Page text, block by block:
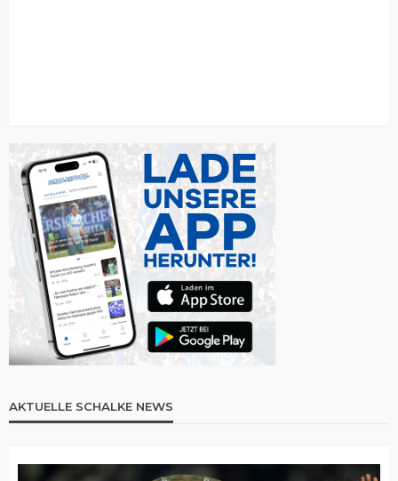
AKTUELLE SCHALKE NEWS